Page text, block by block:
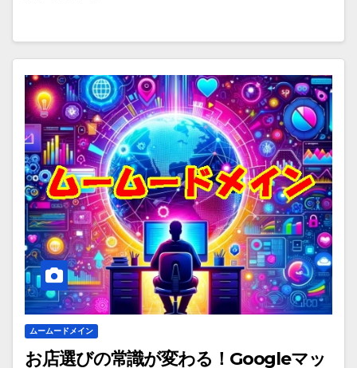
ムームードメイン
お店選びの常識が変わる！Googleマッ